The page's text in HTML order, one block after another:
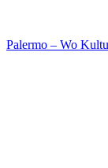
Palermo – Wo